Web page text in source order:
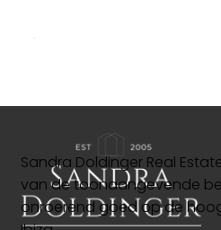
Sandra Doldinger Real
van de toonaangevende
onroerend goed op de